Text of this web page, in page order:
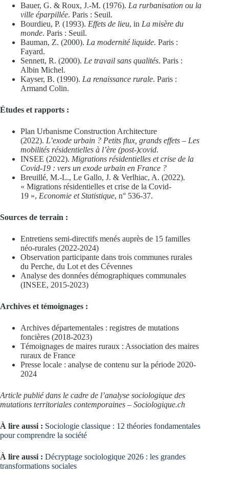
Bauer, G. & Roux, J.-M. (1976). La rurbanisation ou la
ville éparpillée. Paris : Seuil.
Bourdieu, P. (1993). Effets de lieu, in La misère du
monde. Paris : Seuil.
Bauman, Z. (2000). La modernité liquide. Paris :
Fayard.
Sennett, R. (2000). Le travail sans qualités. Paris :
Albin Michel.
Kayser, B. (1990). La renaissance rurale. Paris :
Armand Colin.
Études et rapports :
Plan Urbanisme Construction Architecture
(2022). L’exode urbain ? Petits flux, grands effets – Les
mobilités résidentielles à l’ère (post-)covid.
INSEE (2022). Migrations résidentielles et crise de la
Covid-19 : vers un exode urbain en France ?
Breuillé, M.-L., Le Gallo, J. & Verlhiac, A. (2022).
« Migrations résidentielles et crise de la Covid-
19 », Economie et Statistique, n° 536-37.
Sources de terrain :
Entretiens semi-directifs menés auprès de 15 familles
néo-rurales (2022-2024)
Observation participante dans trois communes rurales
du Perche, du Lot et des Cévennes
Analyse des données démographiques communales
(INSEE, 2015-2023)
Archives et témoignages :
Archives départementales : registres de mutations
foncières (2018-2023)
Témoignages de maires ruraux : Association des maires
ruraux de France
Presse locale : analyse de contenu sur la période 2020-
2024
Article publié dans le cadre de l’analyse sociologique des
mutations territoriales contemporaines – Sociologique.ch
À lire aussi : Sociologie classique : 12 théories fondamentales
pour comprendre la société
À lire aussi : Décryptage sociologique 2026 : les grandes
transformations sociales